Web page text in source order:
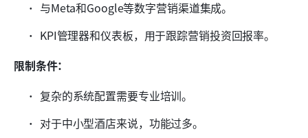
与Meta和Google等数字营销渠道集成。
KPI管理器和仪表板，用于跟踪营销投资回报率。
限制条件：
复杂的系统配置需要专业培训。
对于中小型酒店来说，功能过多。